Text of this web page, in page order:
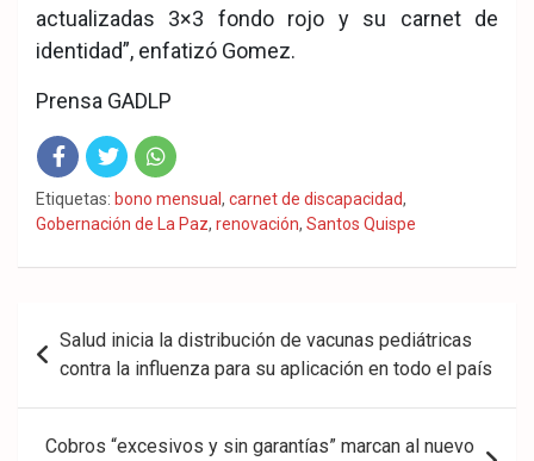
actualizadas 3×3 fondo rojo y su carnet de
identidad”, enfatizó Gomez.
Prensa GADLP
Fac Twit Wha
Etiquetas: bono mensual , carnet de discapacidad,
Gobernación de La Paz, renovación, Santos Quispe
Navegación
de
entradas
Salud inicia la distribución de vacunas pediátricas
contra la influenza para su aplicación en todo el país
Cobros “excesivos y sin garantías” marcan al nuevo